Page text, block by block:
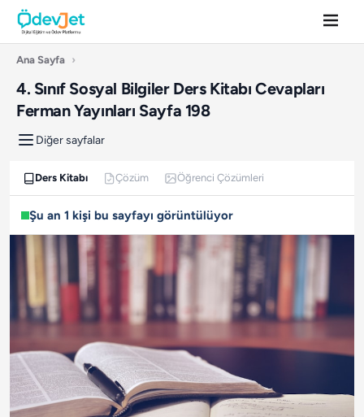
Ana Sayfa ›
4. Sınıf Sosyal Bilgiler Ders Kitabı Cevapları
Ferman Yayınları Sayfa 198
Diğer sayfalar
Ders Kitabı Çözüm Öğrenci Çözümleri
Şu an 1 kişi bu sayfayı görüntülüyor